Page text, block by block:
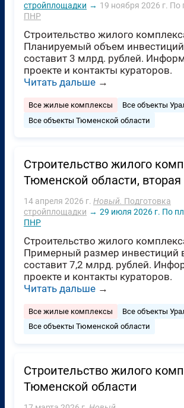
стройплощадки → 19 ноября 2026 г. По
ПНР
Строительство жилого
Планируемый объем
составит 3 млрд. рублей.
проекте и контакты кураторов.
Читать дальше →
Все жилые комплексы
Все объекты
Все объекты Тюменской области
Строительство жилого
Тюменской области, вторая
14 апреля 2026 г. Новый. Подготовка
стройплощадки → 29 июля 2026 г. По
ПНР
Строительство жилого
Примерный размер инвестиций
составит 7,2 млрд. рублей.
проекте и контакты кураторов.
Читать дальше →
Все жилые комплексы
Все объекты
Все объекты Тюменской области
Строительство жилого
Тюменской области